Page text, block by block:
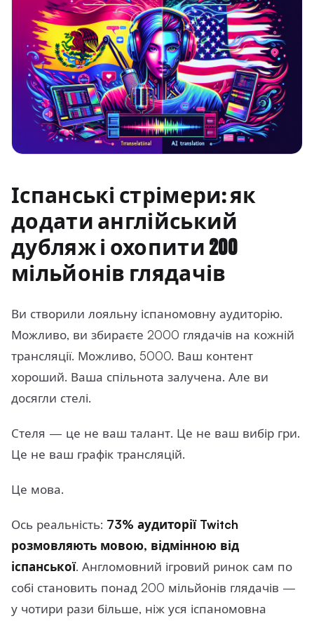
Іспанські стрімери: як
додати англійський
дубляж і охопити 200
мільйонів глядачів
Ви створили лояльну іспаномовну аудиторію.
Можливо, ви збираєте 2000 глядачів на кожній
трансляції. Можливо, 5000. Ваш контент
хороший. Ваша спільнота залучена. Але ви
досягли стелі.
Стеля — це не ваш талант. Це не ваш вибір гри.
Це не ваш графік трансляцій.
Це мова.
Ось реальність: 73% аудиторії Twitch
розмовляють мовою, відмінною від
іспанської. Англомовний ігровий ринок сам по
собі становить понад 200 мільйонів глядачів —
у чотири рази більше, ніж уся іспаномовна